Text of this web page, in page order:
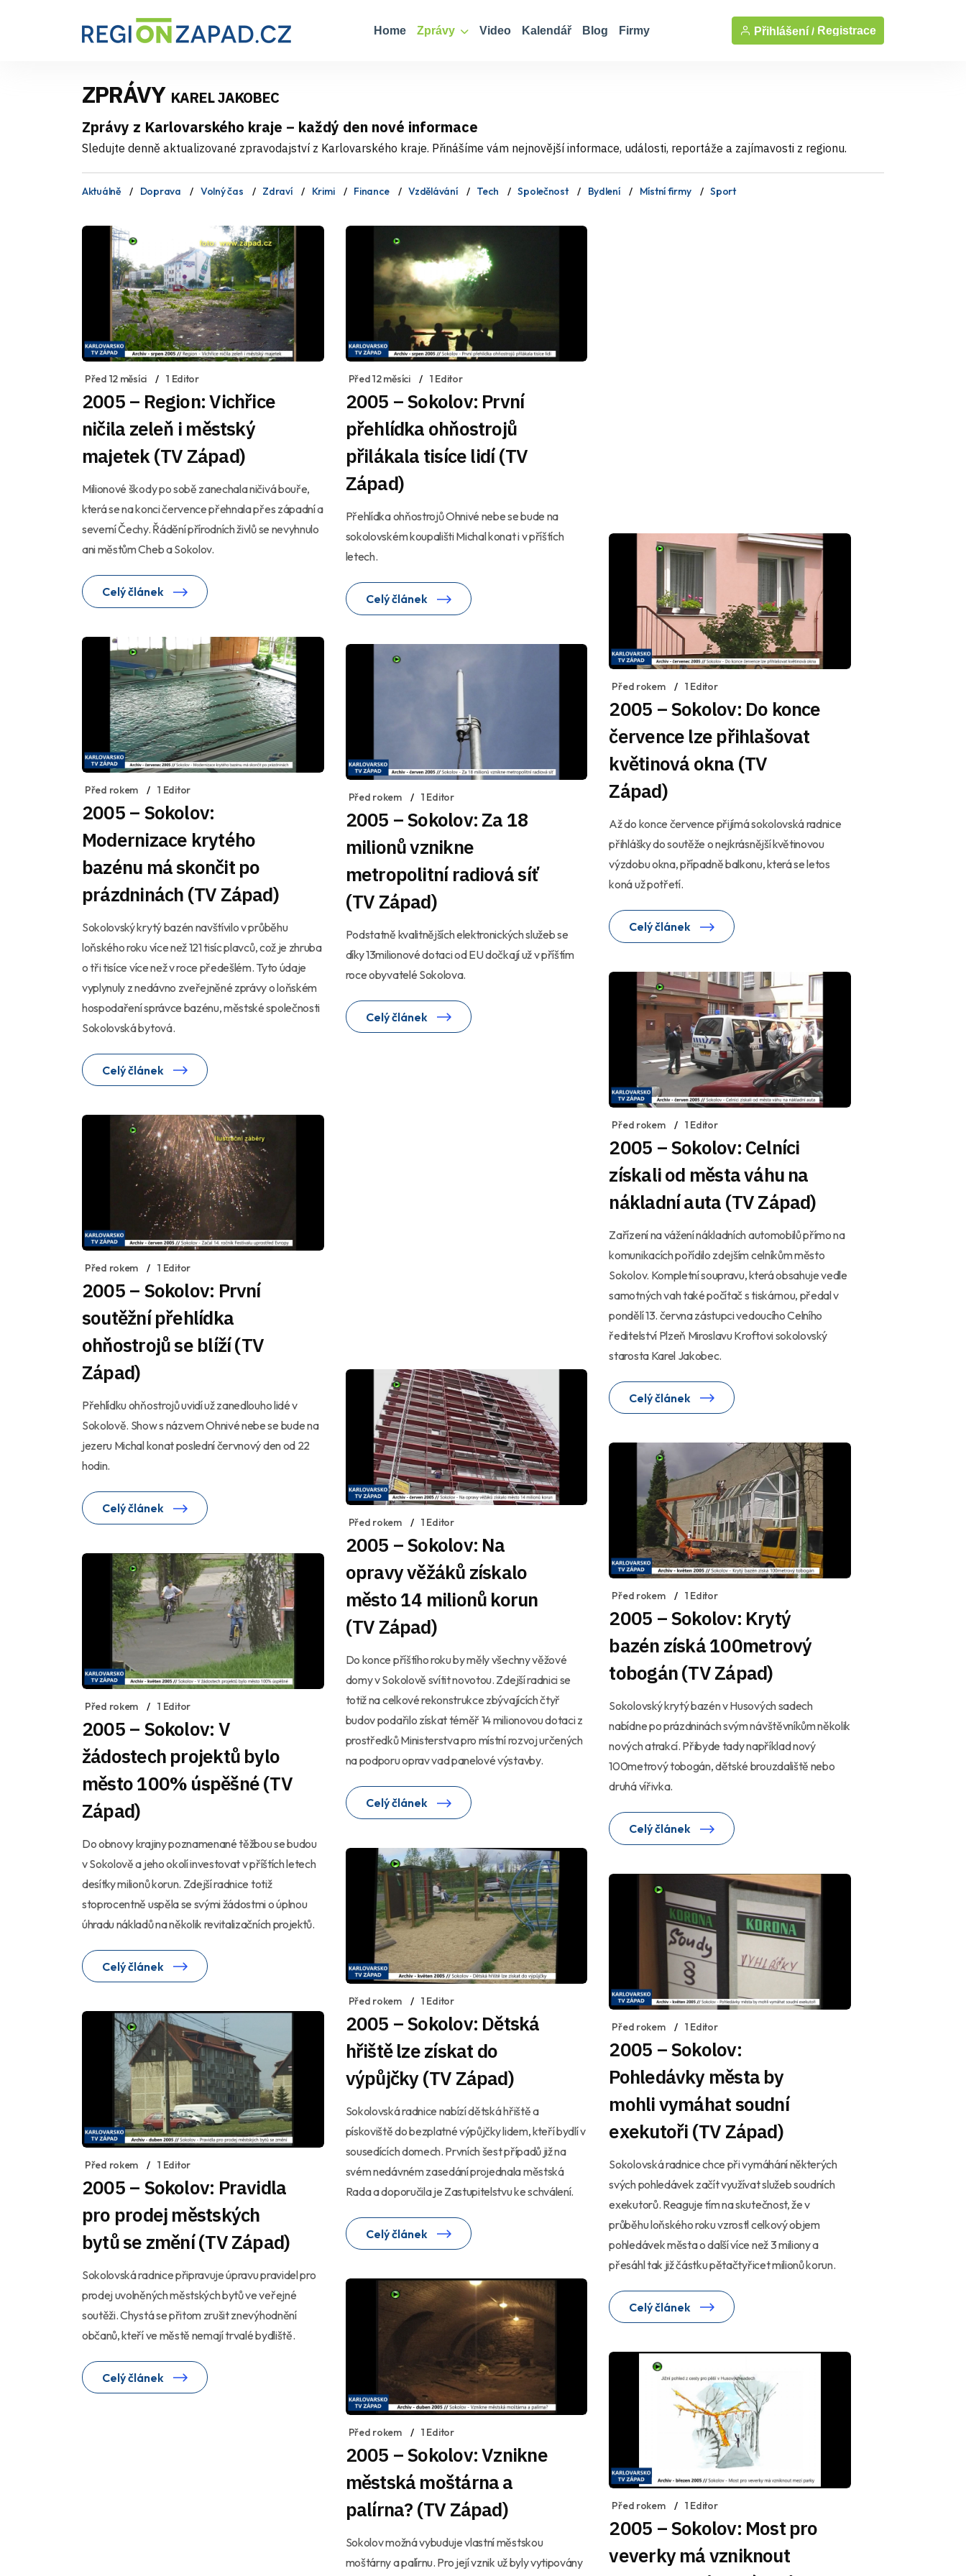
Home Zprávy Video Kalendář Blog Firmy Přihlášení / Registrace
ZPRÁVY KAREL JAKOBEC
Zprávy z Karlovarského kraje – každý den nové informace
Sledujte denně aktualizované zpravodajství z Karlovarského kraje. Přinášíme vám nejnovější informace, události, reportáže a zajímavosti z regionu.
Aktuálně Doprava Volný čas Zdraví Krimi Finance Vzdělávání Tech Společnost Bydlení Místní firmy Sport
Před 12 měsíci 1 Editor
2005 – Region: Vichřice
ničila zeleň i městský
majetek (TV Západ)
Milionové škody po sobě zanechala ničivá bouře,
která se na konci července přehnala přes západní a
severní Čechy. Řádění přírodních živlů se nevyhnulo
ani městům Cheb a Sokolov.
Celý článek
Před 12 měsíci 1 Editor
2005 – Sokolov: První
přehlídka ohňostrojů
přilákala tisíce lidí (TV
Západ)
Přehlídka ohňostrojů Ohnivé nebe se bude na
sokolovském koupališti Michal konat i v příštích
letech.
Celý článek
Před rokem 1 Editor
2005 – Sokolov: Do konce
července lze přihlašovat
květinová okna (TV
Západ)
Až do konce července přijímá sokolovská radnice
přihlášky do soutěže o nejkrásnější květinovou
výzdobu okna, případně balkonu, která se letos
koná už potřetí.
Celý článek
Před rokem 1 Editor
2005 – Sokolov:
Modernizace krytého
bazénu má skončit po
prázdninách (TV Západ)
Sokolovský krytý bazén navštívilo v průběhu
loňského roku více než 121 tisíc plavců, což je zhruba
o tři tisíce více než v roce předešlém. Tyto údaje
vyplynuly z nedávno zveřejněné zprávy o loňském
hospodaření správce bazénu, městské společnosti
Sokolovská bytová.
Celý článek
Před rokem 1 Editor
2005 – Sokolov: Za 18
milionů vznikne
metropolitní radiová síť
(TV Západ)
Podstatně kvalitnějších elektronických služeb se
díky 13milionové dotaci od EU dočkají už v příštím
roce obyvatelé Sokolova.
Celý článek
Před rokem 1 Editor
2005 – Sokolov: Celníci
získali od města váhu na
nákladní auta (TV Západ)
Zařízení na vážení nákladních automobilů přímo na
komunikacích pořídilo zdejším celníkům město
Sokolov. Kompletní soupravu, která obsahuje vedle
samotných vah také počítač s tiskárnou, předal v
pondělí 13. června zástupci vedoucího Celního
ředitelství Plzeň Miroslavu Kroftovi sokolovský
starosta Karel Jakobec.
Celý článek
Před rokem 1 Editor
2005 – Sokolov: První
soutěžní přehlídka
ohňostrojů se blíží (TV
Západ)
Přehlídku ohňostrojů uvidí už zanedlouho lidé v
Sokolově. Show s názvem Ohnivé nebe se bude na
jezeru Michal konat poslední červnový den od 22
hodin.
Celý článek
Před rokem 1 Editor
2005 – Sokolov: Na
opravy věžáků získalo
město 14 milionů korun
(TV Západ)
Do konce příštího roku by měly všechny věžové
domy v Sokolově svítit novotou. Zdejší radnici se
totiž na celkové rekonstrukce zbývajících čtyř
budov podařilo získat téměř 14 milionovou dotaci z
prostředků Ministerstva pro místní rozvoj určených
na podporu oprav vad panelové výstavby.
Celý článek
Před rokem 1 Editor
2005 – Sokolov: Krytý
bazén získá 100metrový
tobogán (TV Západ)
Sokolovský krytý bazén v Husových sadech
nabídne po prázdninách svým návštěvníkům několik
nových atrakcí. Přibyde tady například nový
100metrový tobogán, dětské brouzdaliště nebo
druhá vířivka.
Celý článek
Před rokem 1 Editor
2005 – Sokolov: V
žádostech projektů bylo
město 100% úspěšné (TV
Západ)
Do obnovy krajiny poznamenané těžbou se budou
v Sokolově a jeho okolí investovat v příštích letech
desítky milionů korun. Zdejší radnice totiž
stoprocentně uspěla se svými žádostmi o úplnou
úhradu nákladů na několik revitalizačních projektů.
Celý článek
Před rokem 1 Editor
2005 – Sokolov: Dětská
hřiště lze získat do
výpůjčky (TV Západ)
Sokolovská radnice nabízí dětská hřiště a
pískoviště do bezplatné výpůjčky lidem, kteří bydlí v
sousedících domech. Prvních šest případů již na
svém nedávném zasedání projednala městská
Rada a doporučila je Zastupitelstvu ke schválení.
Celý článek
Před rokem 1 Editor
2005 – Sokolov:
Pohledávky města by
mohli vymáhat soudní
exekutoři (TV Západ)
Sokolovská radnice chce při vymáhání některých
svých pohledávek začít využívat služeb soudních
exekutorů. Reaguje tím na skutečnost, že v
průběhu loňského roku vzrostl celkový objem
pohledávek města o další více než 3 miliony a
přesáhl tak již částku pětačtyřicet milionů korun.
Celý článek
Před rokem 1 Editor
2005 – Sokolov: Pravidla
pro prodej městských
bytů se změní (TV Západ)
Sokolovská radnice připravuje úpravu pravidel pro
prodej uvolněných městských bytů ve veřejné
soutěži. Chystá se přitom zrušit znevýhodnění
občanů, kteří ve městě nemají trvalé bydliště.
Celý článek
Před rokem 1 Editor
2005 – Sokolov: Vznikne
městská moštárna a
palírna? (TV Západ)
Sokolov možná vybuduje vlastní městskou
moštárny a palírnu. Pro její vznik už byly vytipovány
Před rokem 1 Editor
2005 – Sokolov: Most pro
veverky má vzniknout